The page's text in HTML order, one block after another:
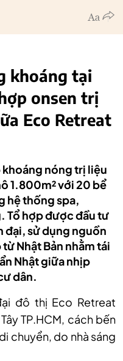
khoáng tại
onsen trị
Eco Retreat
nóng trị liệu
1.800m² với 20 bể
hệ thống spa,
Tổ hợp được đầu tư
đại, sử dụng nguồn
Nhật Bản nhằm tái
Nhật giữa nhịp
dân.
đô thị Eco Retreat
TP.HCM, cách bến
chuyển, do nhà sáng